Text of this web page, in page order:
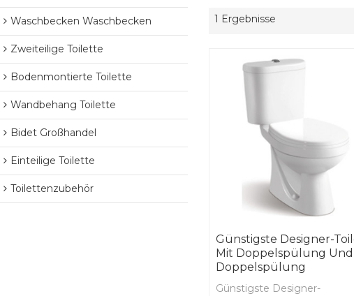
Waschbecken Waschbecken
Zweiteilige Toilette
Bodenmontierte Toilette
Wandbehang Toilette
Bidet Großhandel
Einteilige Toilette
Toilettenzubehör
1 Ergebnisse
Günstigste Designer-
Mit Doppelspülung Und
Doppelspülung
Günstigste Designer-